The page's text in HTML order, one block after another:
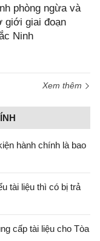
phòng ngừa và
giới giai đoạn
Ninh
Xem thêm
hành chính là bao
tài liệu thì có bị trả
cấp tài liệu cho Tòa